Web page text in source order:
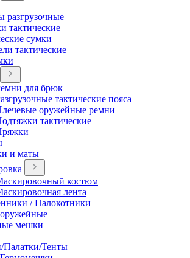
разгрузочные
тактические
сумки
тактические
для брюк
тактические пояса
оружейные ремни
тактические
и маты
костюм
лента
/ Налокотники
мешки
Палатки/Тенты